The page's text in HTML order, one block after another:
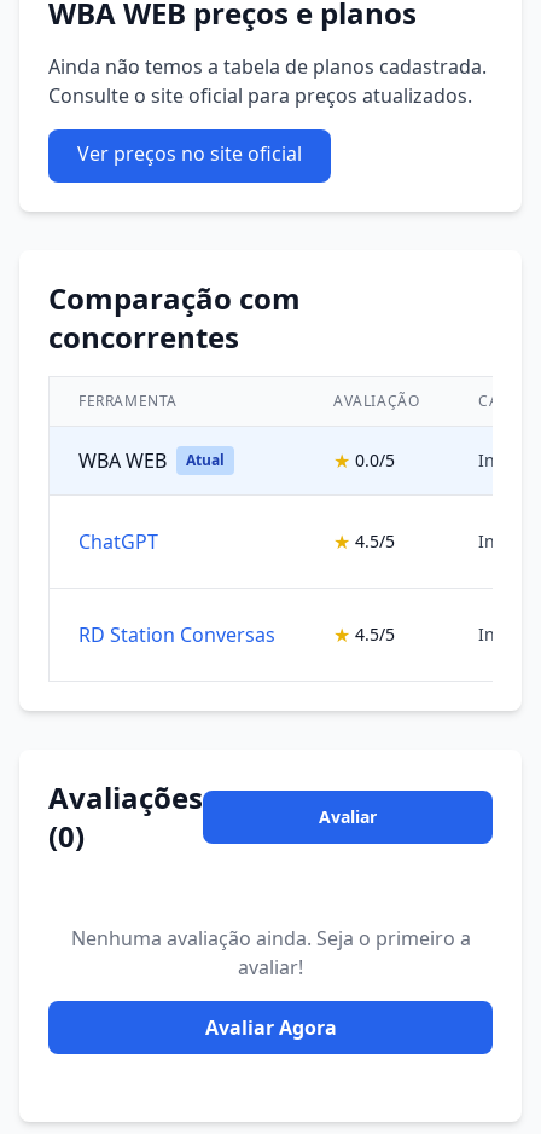
WBA WEB preços e planos
Ainda não temos a tabela de planos cadastrada.
Consulte o site oficial para preços atualizados.
Ver preços no site oficial
Comparação com
concorrentes
FERRAMENTA AVALIAÇÃO
WBA WEB Atual ★ 0.0/5
ChatGPT ★ 4.5/5
RD Station Conversas ★ 4.5/5
Avaliações
(0)
Avaliar
Nenhuma avaliação ainda. Seja o primeiro a
avaliar!
Avaliar Agora